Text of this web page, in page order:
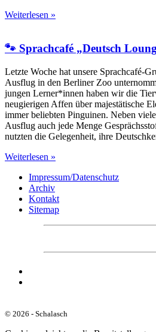
Weiterlesen »
🐾 Sprachcafé „Deutsch
Letzte Woche hat unsere Sprachcafé-
Ausflug in den Berliner Zoo
jungen Lerner*innen haben wir die
neugierigen Affen über majestätische
immer beliebten Pinguinen. Neben
Ausflug auch jede Menge
nutzten die Gelegenheit, ihre
Weiterlesen »
Impressum/Datenschutz
Archiv
Kontakt
Sitemap
© 2026 - Schalasch